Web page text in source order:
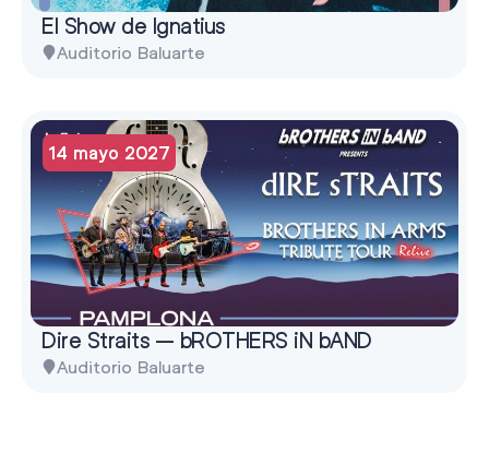
El Show de Ignatius
Auditorio Baluarte
14 mayo 2027
Dire Straits – bROTHERS iN bAND
Auditorio Baluarte